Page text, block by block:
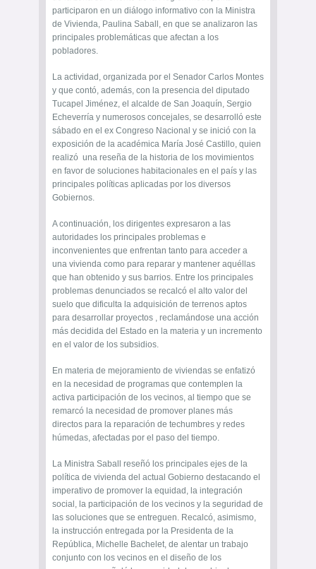
participaron en un diálogo informativo con la Ministra
de Vivienda, Paulina Saball, en que se analizaron las
principales problemáticas que afectan a los
pobladores.
La actividad, organizada por el Senador Carlos Montes
y que contó, además, con la presencia del diputado
Tucapel Jiménez, el alcalde de San Joaquín, Sergio
Echeverría y numerosos concejales, se desarrolló este
sábado en el ex Congreso Nacional y se inició con la
exposición de la académica María José Castillo, quien
realizó una reseña de la historia de los movimientos
en favor de soluciones habitacionales en el país y las
principales políticas aplicadas por los diversos
Gobiernos.
A continuación, los dirigentes expresaron a las
autoridades los principales problemas e
inconvenientes que enfrentan tanto para acceder a
una vivienda como para reparar y mantener aquéllas
que han obtenido y sus barrios. Entre los principales
problemas denunciados se recalcó el alto valor del
suelo que dificulta la adquisición de terrenos aptos
para desarrollar proyectos , reclamándose una acción
más decidida del Estado en la materia y un incremento
en el valor de los subsidios.
En materia de mejoramiento de viviendas se enfatizó
en la necesidad de programas que contemplen la
activa participación de los vecinos, al tiempo que se
remarcó la necesidad de promover planes más
directos para la reparación de techumbres y redes
húmedas, afectadas por el paso del tiempo.
La Ministra Saball reseñó los principales ejes de la
política de vivienda del actual Gobierno destacando el
imperativo de promover la equidad, la integración
social, la participación de los vecinos y la seguridad de
las soluciones que se entreguen. Recalcó, asimismo,
la instrucción entregada por la Presidenta de la
República, Michelle Bachelet, de alentar un trabajo
conjunto con los vecinos en el diseño de los